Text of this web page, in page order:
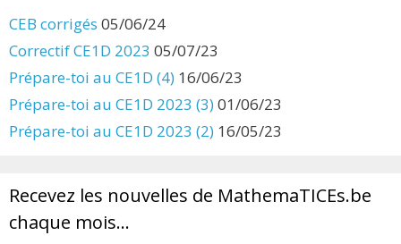
CEB corrigés 05/06/24
Correctif CE1D 2023 05/07/23
Prépare-toi au CE1D (4) 16/06/23
Prépare-toi au CE1D 2023 (3)01/06/23
Prépare-toi au CE1D 2023 (2) 16/05/23
Recevez les nouvelles de MathemaTICEs.be
chaque mois…